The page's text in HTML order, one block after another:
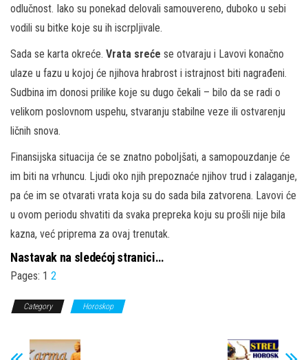
odlučnost. Iako su ponekad delovali samouvereno, duboko u sebi
vodili su bitke koje su ih iscrpljivale.
Sada se karta okreće. Vrata sreće se otvaraju i Lavovi konačno
ulaze u fazu u kojoj će njihova hrabrost i istrajnost biti nagrađeni.
Sudbina im donosi prilike koje su dugo čekali – bilo da se radi o
velikom poslovnom uspehu, stvaranju stabilne veze ili ostvarenju
ličnih snova.
Finansijska situacija će se znatno poboljšati, a samopouzdanje će
im biti na vrhuncu. Ljudi oko njih prepoznaće njihov trud i zalaganje,
pa će im se otvarati vrata koja su do sada bila zatvorena. Lavovi će
u ovom periodu shvatiti da svaka prepreka koju su prošli nije bila
kazna, već priprema za ovaj trenutak.
Nastavak na sledećoj stranici…
Pages: 1 2
Category Horoskop